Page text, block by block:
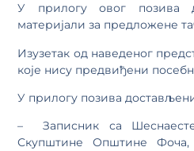
У прилогу овог позива
материјали за предложене
Изузетак од наведеног
које нису предвиђени
У прилогу позива
– Записник са Шеснаесте
Скупштине Општине